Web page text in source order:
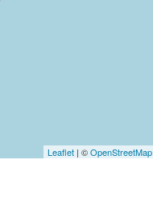
Leaflet| ©OpenStreetMap